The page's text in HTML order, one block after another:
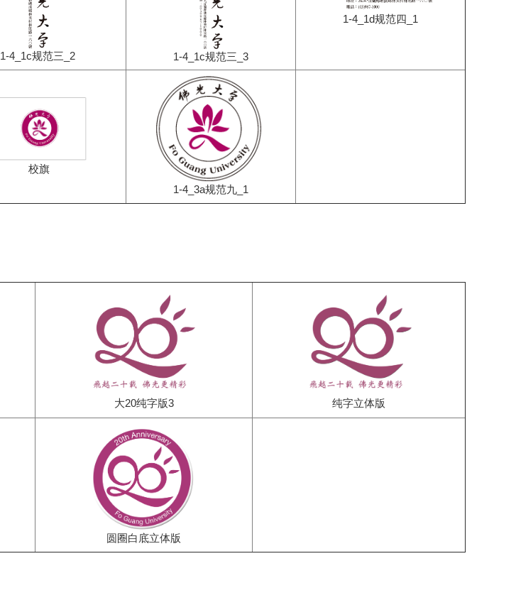
1-4_1c规范三_2 1-4_1c规范三_3
1-4_1d规范四_1
校旗
1-4_3a规范九_1
大20纯字版3 纯字立体版
圆圈白底立体版